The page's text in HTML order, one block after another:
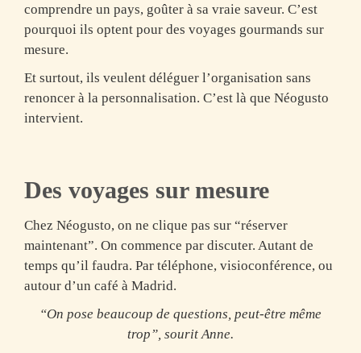
comprendre un pays, goûter à sa vraie saveur. C’est
pourquoi ils optent pour des voyages gourmands sur
mesure.
Et surtout, ils veulent déléguer l’organisation sans
renoncer à la personnalisation. C’est là que Néogusto
intervient.
Des voyages sur mesure
Chez Néogusto, on ne clique pas sur “réserver
maintenant”. On commence par discuter. Autant de
temps qu’il faudra. Par téléphone, visioconférence, ou
autour d’un café à Madrid.
“On pose beaucoup de questions, peut-être même
trop”, sourit Anne.